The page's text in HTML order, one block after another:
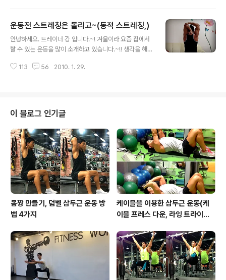
지친 몸을 위하여~ 한번씩 해보세요. 추운 겨울엔 자꾸 몸
을 사리게 된다. 움직이는 것도 귀찮고 야외에서 운동을 하
는 것은 더더욱 서글프고, 피트니스 클럽 회원증을 끊었지
렇다고 셔울 내내 몸을 아무렇게 방치해선 안 될 일이다. 업
운동전 스트레칭은 돌리고~(동적 스트레칭,)
안녕하세요. 트레이너 강 입니다.~! 겨울이라 요즘 집에서
할 수 있는 운동을 많이 소개하고 있습니다.~!! 생각을 해보
군요^^; 금일은 홈트레이닝 전 집에서 하는 스트레칭에 대
고 뛰라고?? 이 무슨 쌩뚱맞은 소리인가?? 스트레칭 하면
우리의 머리속엔 항상 정적스트레칭(근육을 늘리고 반동이
없는 스트레칭)이 떠오를 것입니다. 그러나 운동전 정적인
스트레칭은 안하느니 못하다는 연구결과가 예전부터 나오
고 있습니다. 운동전 스트레칭을 하는 가장 큰 이유는 체온
을 상승시키고 부상을 예방하기 위해서 ..
113 56 2010. 1. 29.
이 블로그 인기글
몸짱 만들기, 덤벨 삼두근 운동 방
법 4가지
케이블을 이용한 삼두근 운동(케
이블 프레스 다운, 라잉 트라이셉
텐션)